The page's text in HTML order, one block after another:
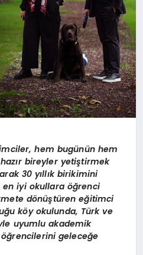
hem bugünün hem
bireyler yetiştirmek
30 yıllık birikimini
en iyi okullara öğrenci
dönüştüren eğitimci
köy okulunda, Türk ve
uyumlu akademik
geleceğe